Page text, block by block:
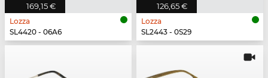
169,15 €
Lozza
SL4420 - 06A6
126,65 €
Lozza
SL2443 - 0S29